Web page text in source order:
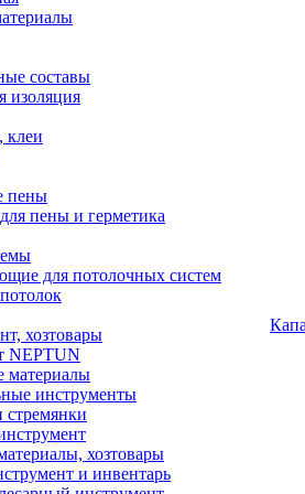
составы
изоляция
клеи
пены
пены и герметика
для потолочных систем
хозтовары
NEPTUN
материалы
инструменты
хозтовары
и инвентарь